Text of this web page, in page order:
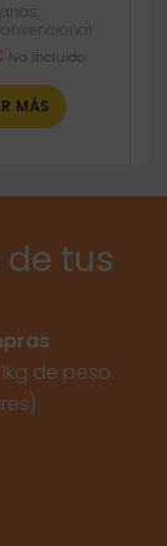
Iva incluido
MÁS
de tus
de peso.